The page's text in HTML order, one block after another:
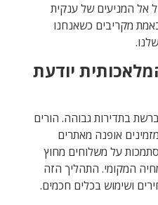
אל המניעים של ענקית
מקריבים כשאנחנו
יודעת
בתדירות גבוהה. הורים
אופנה מאתרים
על משלוחים מחוץ
המקומי. התהליך הזה
ושימוש בכלים חכמים.